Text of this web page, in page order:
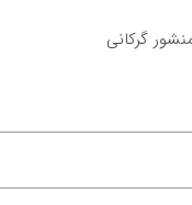
گرکانی